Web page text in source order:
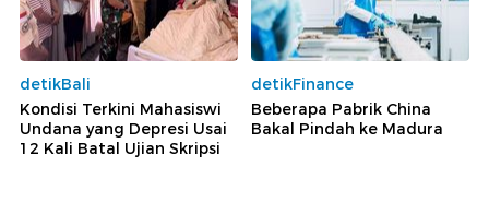
detikBali
Kondisi Terkini Mahasiswi
Undana yang Depresi Usai
12 Kali Batal Ujian Skripsi
detikFinance
Beberapa Pabrik China
Bakal Pindah ke Madura